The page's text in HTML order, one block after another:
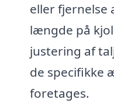
eller
længde på
justering af
de specifikke
foretages.